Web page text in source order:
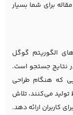
برای شما بسیار
الگوریتم گوگل
نتایج جستجو است.
که هنگام طراحی
تولید می‌کنند، تلاش
کاربران ارائه دهد.